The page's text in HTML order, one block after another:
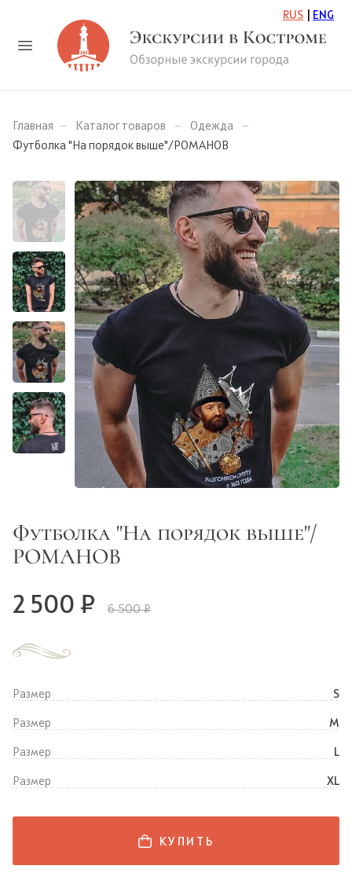
RUS ENG
Главная Каталог товаров
Одежда
Футболка "На порядок выше"/РОМАНОВ
Футболка "На порядок выше"/
РОМАНОВ
2 500 ₽ 6 500 ₽
Размер S
Размер M
Размер L
Размер XL
КУПИТЬ